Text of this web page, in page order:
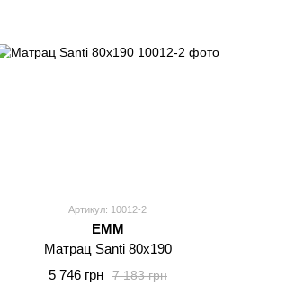
Артикул: 10012-2
EMM
Матрац Santi 80x190
7 183 грн
5 746 грн